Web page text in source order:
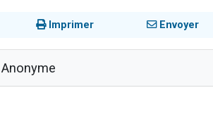
Imprimer Envoyer